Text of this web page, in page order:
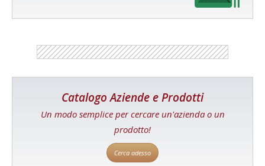
Catalogo Aziende e Prodotti
Un modo semplice per cercare un'azienda o un
prodotto!
Cerca adesso